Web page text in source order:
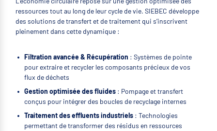
ressources tout au long de leur cycle de vie. SIEBEC développe
des solutions de transfert et de traitement qui s’inscrivent
pleinement dans cette dynamique :
Filtration avancée & Récupération : Systèmes de pointe
pour extraire et recycler les composants précieux de vos
flux de déchets
Gestion optimisée des fluides : Pompage et transfert
conçus pour intégrer des boucles de recyclage internes
Traitement des effluents industriels : Technologies
permettant de transformer des résidus en ressources